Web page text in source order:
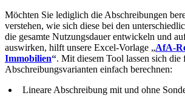
Möchten Sie lediglich die Abschreibungen
verstehen, wie sich diese bei den
die gesamte Nutzungsdauer entwickeln und
auswirken, hilft unsere Excel-Vorlage „AfA-
Immobilien“. Mit diesem Tool lassen sich die
Abschreibungsvarianten einfach berechnen:
Lineare Abschreibung mit und ohne